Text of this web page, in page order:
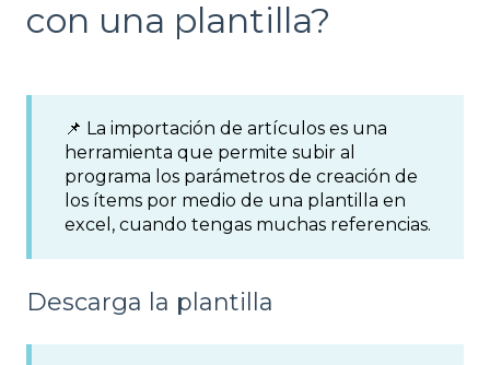
con una plantilla?
📌 La importación de artículos es una
herramienta que permite subir al
programa los parámetros de creación de
los ítems por medio de una plantilla en
excel, cuando tengas muchas referencias.
Descarga la plantilla